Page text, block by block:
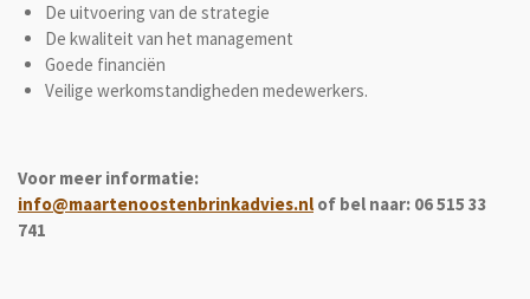
De uitvoering van de strategie
De kwaliteit van het management
Goede financiën
Veilige werkomstandigheden medewerkers.
Voor meer informatie:
info@maartenoostenbrinkadvies.nl of bel naar: 06 515 33
741